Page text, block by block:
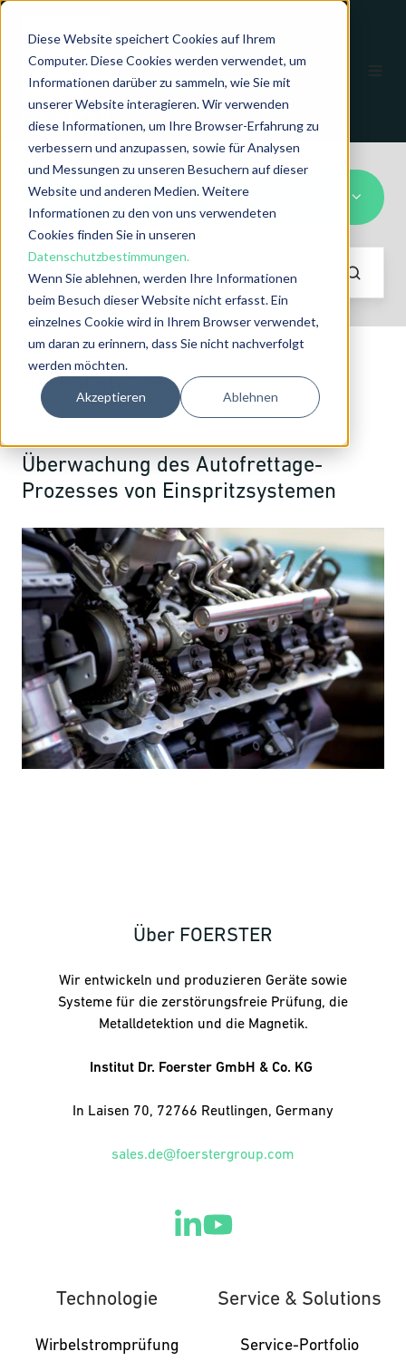
Diese Website speichert Cookies auf Ihrem
Computer. Diese Cookies werden verwendet, um
Informationen darüber zu sammeln, wie Sie mit
unserer Website interagieren. Wir verwenden
diese Informationen, um Ihre Browser-Erfahrung zu
verbessern und anzupassen, sowie für Analysen
und Messungen zu unseren Besuchern auf dieser
Website und anderen Medien. Weitere
Informationen zu den von uns verwendeten
Cookies finden Sie in unseren
Datenschutzbestimmungen.
Wenn Sie ablehnen, werden Ihre Informationen
beim Besuch dieser Website nicht erfasst. Ein
einzelnes Cookie wird in Ihrem Browser verwendet,
um daran zu erinnern, dass Sie nicht nachverfolgt
werden möchten.
Akzeptieren Ablehnen
DE
Autofrettage-Prozess
Recent stories
Überwachung des Autofrettage-
Prozesses von Einspritzsystemen
Über FOERSTER
Wir entwickeln und produzieren Geräte sowie
Systeme für die zerstörungsfreie Prüfung, die
Metalldetektion und die Magnetik.
Institut Dr. Foerster GmbH & Co. KG
In Laisen 70, 72766 Reutlingen, Germany
sales.de@foerstergroup.com
Technologie
Wirbelstromprüfung
Service & Solutions
Service-Portfolio